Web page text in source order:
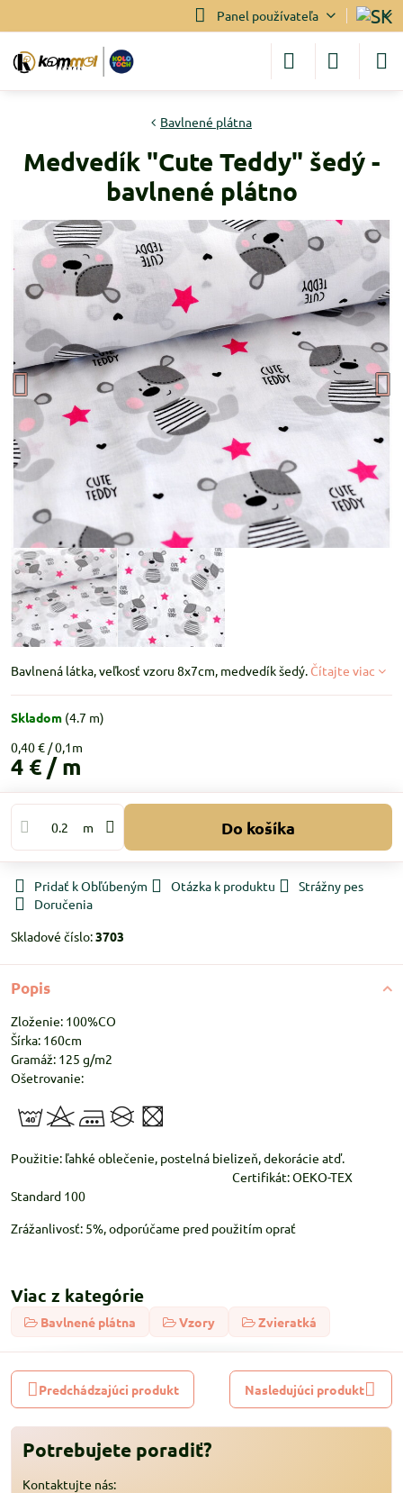
Panel používateľa
Bavlnené plátna
Medvedík "Cute Teddy" šedý -
bavlnené plátno
Bavlnená látka, veľkosť vzoru 8x7cm, medvedík šedý. Čítajte viac
Skladom (4.7 m)
0,40 €
4 € / m
m Do košíka
Pridať k Obľúbeným Otázka k produktu
Strážny pes
Doručenia
Skladové číslo:3703
Popis
Zloženie: 100%CO
Šírka: 160cm
Gramáž: 125 g/m2
Ošetrovanie:
Použitie: ľahké oblečenie, postelná bielizeň, dekorácie atď.
Certifikát: OEKO-TEX
Standard 100
Zrážanlivosť: 5%, odporúčame pred použitím oprať
Viac z kategórie
Bavlnené plátna Vzory Zvieratká
Predchádzajúci produkt Nasledujúci produkt
Potrebujete poradiť?
Kontaktujte nás: